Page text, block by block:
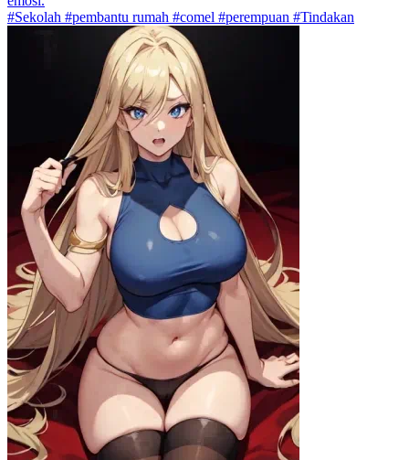
#Sekolah #pembantu rumah #comel #perempuan #Tindakan